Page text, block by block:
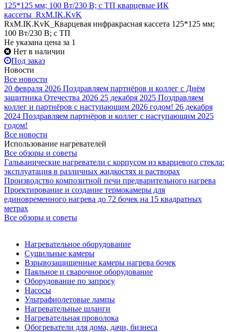
125*125 мм; 100 Вт/230 В; с ТП кварцевые ИК
кассеты_RxM.IK.KvK
RxM.IK.KvK_Кварцевая инфракрасная кассета 125*125 мм;
100 Вт/230 В; с ТП
Не указана цена за 1
Нет в наличии
Под заказ
Новости
Все новости
20 февраля 2026 Поздравляем партнёров и коллег с Днём
защитника Отечества 2026 25 декабря 2025 Поздравляем
коллег и партнёров с наступающим 2026 годом! 26 декабря
2024 Поздравляем партнёров и коллег с наступающим 2025
годом!
Все новости
Использование нагревателей
Все обзоры и советы
Гальванические нагреватели с корпусом из кварцевого стекла:
эксплуатация в различных жидкостях и растворах
Производство композитной печи предварительного нагрева
Проектирование и создание термокамеры для
единовременного нагрева до 72 бочек на 15 квадратных
метрах
Все обзоры и советы
Нагревательное оборудование
Сушильные камеры
Взрывозащищенные камеры нагрева бочек
Паяльное и сварочное оборудование
Оборудование по запросу
Насосы
Ультрафиолетовые лампы
Нагревательные шланги
Нагревательная проволока
Обогреватели для дома, дачи, бизнеса